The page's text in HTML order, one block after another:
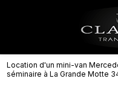
Location d'un mini-van
séminaire à La Grande Motte